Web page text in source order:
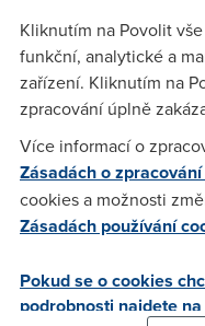
Přitom některé jejich
vztáhnout i na celý
Předně absurdní je
z největší části o úřední
věci mít zazálohovaná,
samu podstatu
dokument můžete
oproti stávajícímu
platné úřední razítko a
Kliknutím na Povolit
funkční, analytické a
zařízení. Kliknutím na
zpracování úplně
Více informací o
Zásadách o
cookies a možnosti
Zásadách používání
Pokud se o cookies
podrobnosti najdete